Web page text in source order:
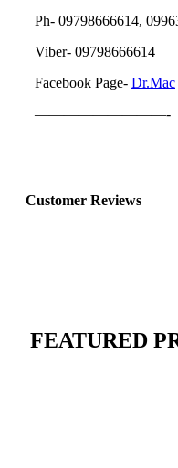
Ph- 09798666614,
Viber- 09798666614
Facebook Page- Dr.Mac
—————————-
Customer Reviews
FEATURED